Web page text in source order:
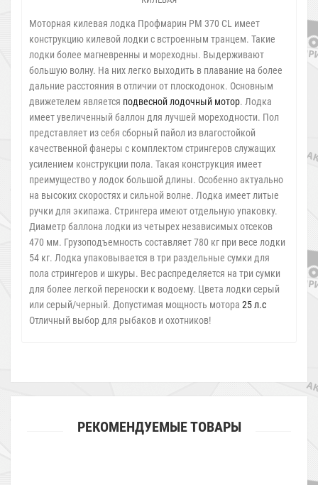
Моторная килевая лодка Профмарин PM 370 CL имеет
конструкцию килевой лодки с встроенным транцем. Такие
лодки более магневренны и мореходны. Выдерживают
большую волну. На них легко выходить в плавание на более
дальние расстояния в отличии от плоскодонок. Основным
движетелем является подвесной лодочный мотор. Лодка
имеет увеличенный баллон для лучшей мореходности. Пол
представляет из себя сборный пайол из влагостойкой
качественной фанеры с комплектом стрингеров служащих
усилением конструкции пола. Такая конструкция имеет
преимущество у лодок большой длины. Особенно актуально
на высоких скоростях и сильной волне. Лодка имеет литые
ручки для экипажа. Стрингера имеют отдельную упаковку.
Диаметр баллона лодки из четырех независимых отсеков
470 мм. Грузоподъемность составляет 780 кг при весе лодки
54 кг. Лодка упаковывается в три раздельные сумки для
пола стрингеров и шкуры. Вес распределяется на три сумки
для более легкой переноски к водоему. Цвета лодки серый
или серый/черный. Допустимая мощность мотора 25 л.с
Отличный выбор для рыбаков и охотников!
РЕКОМЕНДУЕМЫЕ ТОВАРЫ